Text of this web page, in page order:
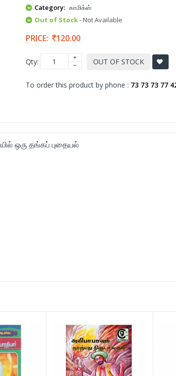
Category: காமிக்ஸ்
Out of Stock- Not Available
PRICE: 120.00
Qty: OUT OF STOCK
To order this product by phone : 73 73 73 77
ஒரு தங்கப் புதையல்